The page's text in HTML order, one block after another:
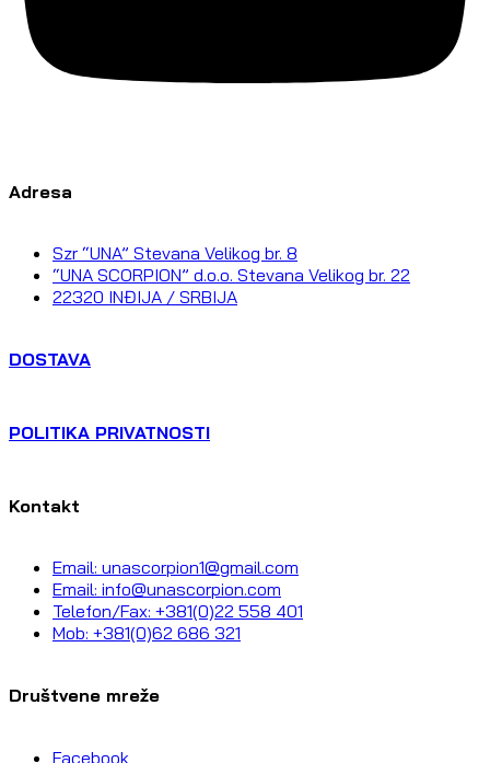
Adresa
Szr “UNA” Stevana Velikog br. 8
“UNA SCORPION” d.o.o. Stevana Velikog br. 22
22320 INĐIJA / SRBIJA
DOSTAVA
POLITIKA PRIVATNOSTI
Kontakt
Email: unascorpion1@gmail.com
Email: info@unascorpion.com
Telefon/Fax: +381(0)22 558 401
Mob: +381(0)62 686 321
Društvene mreže
Facebook